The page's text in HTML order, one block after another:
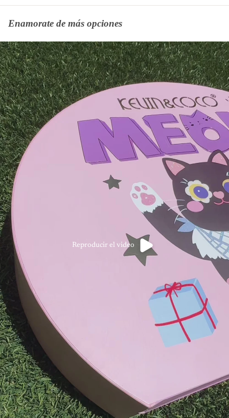
Enamorate de más opciones
Reproducir el video